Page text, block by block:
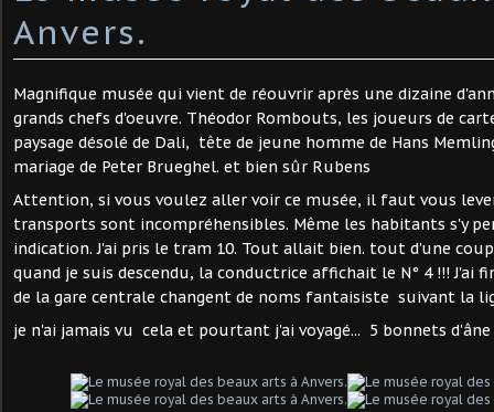
Anvers.
Magnifique musée qui vient de réouvrir après une dizaine
grands chefs d'oeuvre. Théodor Rombouts, les joueurs de
paysage désolé de Dali, tête de jeune homme de Hans
mariage de Peter Brueghel. et bien sûr Rubens
Attention, si vous voulez aller voir ce musée, il faut vous
transports sont incompréhensibles. Même les habitants s'y
indication. J'ai pris le tram 10. Tout allait bien. tout d'une
quand je suis descendu, la conductrice affichait le N° 4 !!! J'ai
de la gare centrale changent de noms fantaisiste suivant la
je n'ai jamais vu cela et pourtant j'ai voyagé... 5 bonnets d'âne